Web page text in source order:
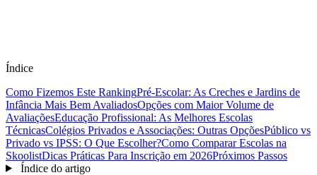
Índice
Como Fizemos Este RankingPré-Escolar: As Creches e Jardins de
Infância Mais Bem AvaliadosOpções com Maior Volume de
AvaliaçõesEducação Profissional: As Melhores Escolas
TécnicasColégios Privados e Associações: Outras OpçõesPúblico vs
Privado vs IPSS: O Que Escolher?Como Comparar Escolas na
SkoolistDicas Práticas Para Inscrição em 2026Próximos Passos
Índice do artigo